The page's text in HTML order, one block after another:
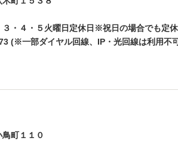
３・４・５火曜日定休日※祝日の場合でも定
(※一部ダイヤル回線、IP・光回線は利用不
町１１０